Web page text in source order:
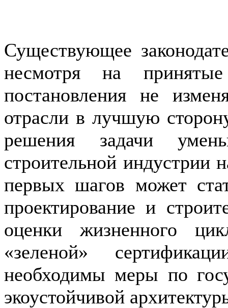
Существующее
несмотря на
постановления не
отрасли в лучшую
решения задачи
строительной
первых шагов может
проектирование и
оценки жизненного
«зеленой»
необходимы меры по
экоустойчивой